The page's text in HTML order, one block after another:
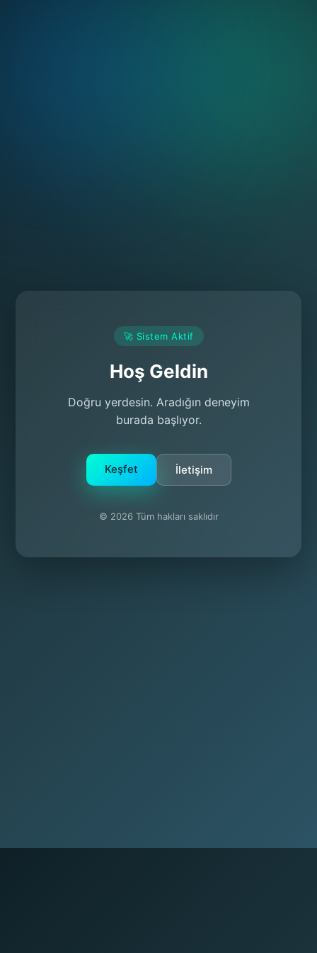
🚀 Sistem Aktif
Hoş Geldin
Doğru yerdesin. Aradığın deneyim
burada başlıyor.
Keşfet İletişim
© 2026 Tüm hakları saklıdır